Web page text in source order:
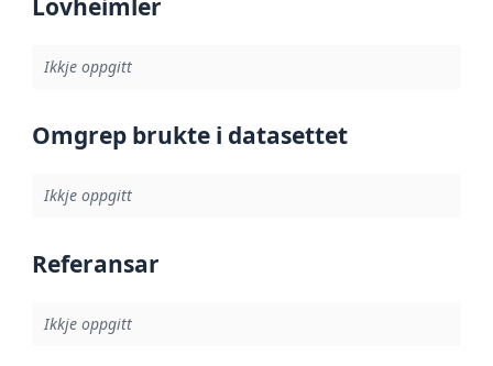
Lovheimler
Ikkje oppgitt
Omgrep brukte i datasettet
Ikkje oppgitt
Referansar
Ikkje oppgitt